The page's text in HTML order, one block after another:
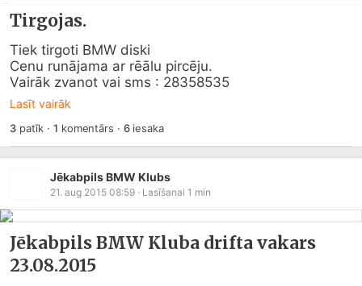
Tirgojas.
Tiek tirgoti BMW diski
Cenu runājama ar rēālu pircēju.
Vairāk zvanot vai sms : 28358535
Lasīt vairāk
3patīk ·1 komentārs · 6iesaka
Jēkabpils BMW Klubs
21. aug 2015 08:59 · Lasīšanai 1 min
Jēkabpils BMW Kluba drifta vakars
23.08.2015